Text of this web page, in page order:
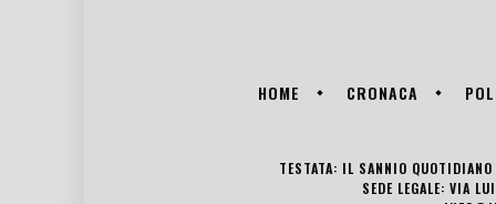
HOME CRONACA
TESTATA: IL SANNIO
SEDE LEGALE: VIA